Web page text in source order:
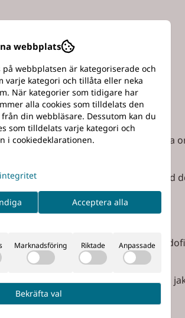
Bag 45L är designad för att
tillbehör eller extra optik. Med
sikten.
elektronik och optik. Den stora
skyddar licenshandlingar, kartor,
webbplats
på webbplatsen är kategoriserade och
varje kategori och tillåta eller neka
När kategorier som tidigare har
alla cookies som tilldelats den
din webbläsare. Dessutom kan du
som tilldelats varje kategori och
i cookiedeklarationen.
Acceptera alla
Marknadsföring Riktade Anpassade
Bekräfta val